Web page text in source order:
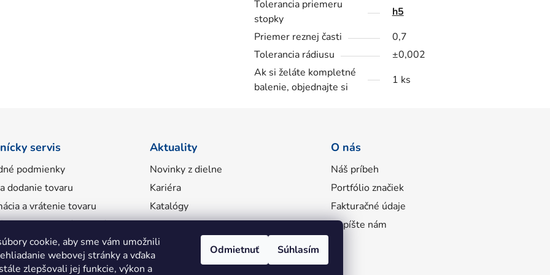
cookie, aby sme vám umožnili
webovej stránky a vďaka
zlepšovali jej funkcie, výkon a
Odmietnuť Súhlasím
Tolerancia priemeru
stopky
h5
Priemer reznej časti
0,7
Tolerancia rádiusu
±0,002
Ak si želáte kompletné
balenie, objednajte si
1 ks
servis
podmienky
dodanie tovaru
a vrátenie tovaru
o spracovaní osobných
Aktuality
Novinky z dielne
Kariéra
Katalógy
O nás
Náš príbeh
Portfólio značiek
Fakturačné údaje
Napíšte nám